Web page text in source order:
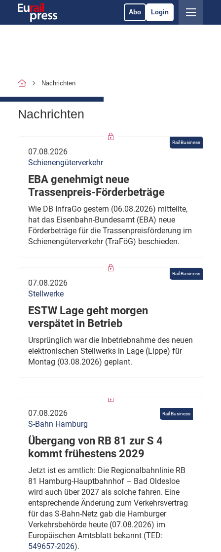
Abo Login
Nachrichten
Nachrichten
Rail Business
07.08.2026
Schienengüterverkehr
EBA genehmigt neue
Trassenpreis-Förderbeträge
Wie DB InfraGo gestern (06.08.2026) mitteilte,
hat das Eisenbahn-Bundesamt (EBA) neue
Förderbeträge für die Trassenpreisförderung im
Schienengüterverkehr (TraFöG) beschieden.
Rail Business
07.08.2026
Stellwerke
ESTW Lage geht morgen
verspätet in Betrieb
Ursprünglich war die Inbetriebnahme des neuen
elektronischen Stellwerks in Lage (Lippe) für
Montag (03.08.2026) geplant.
Rail Business
07.08.2026
S-Bahn Hamburg
Übergang von RB 81 zur S 4
kommt frühestens 2029
Jetzt ist es amtlich: Die Regionalbahnlinie RB
81 Hamburg-Hauptbahnhof – Bad Oldesloe
wird auch über 2027 als solche fahren. Eine
entsprechende Änderung zum Verkehrsvertrag
für das S-Bahn-Netz gab die Hamburger
Verkehrsbehörde heute (07.08.2026) im
Europäischen Amtsblatt bekannt (TED:
549657-2026).